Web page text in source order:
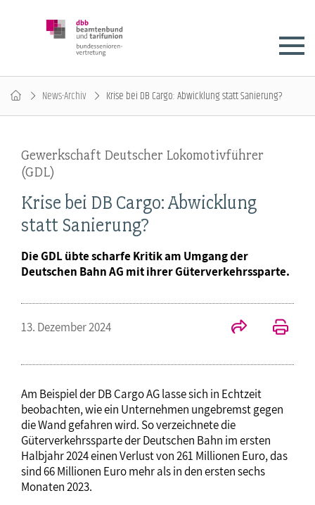
News-Archiv Krise bei DB Cargo: Abwicklung statt Sanierung?
Gewerkschaft Deutscher Lokomotivführer
(GDL)
Krise bei DB Cargo: Abwicklung
statt Sanierung?
Die GDL übte scharfe Kritik am Umgang der
Deutschen Bahn AG mit ihrer Güterverkehrssparte.
13. Dezember 2024
Am Beispiel der DB Cargo AG lasse sich in Echtzeit
beobachten, wie ein Unternehmen ungebremst gegen
die Wand gefahren wird. So verzeichnete die
Güterverkehrssparte der Deutschen Bahn im ersten
Halbjahr 2024 einen Verlust von 261 Millionen Euro, das
sind 66 Millionen Euro mehr als in den ersten sechs
Monaten 2023.